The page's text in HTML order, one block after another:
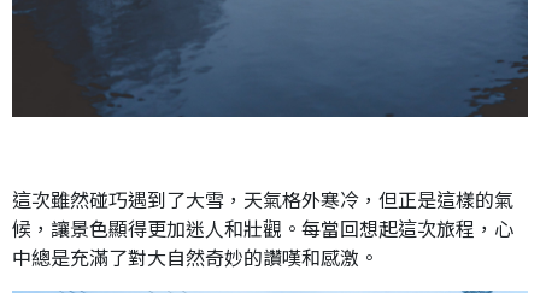
這次雖然碰巧遇到了大雪，天氣格外寒冷，但正是這樣的氣
候，讓景色顯得更加迷人和壯觀。每當回想起這次旅程，心
中總是充滿了對大自然奇妙的讚嘆和感激。